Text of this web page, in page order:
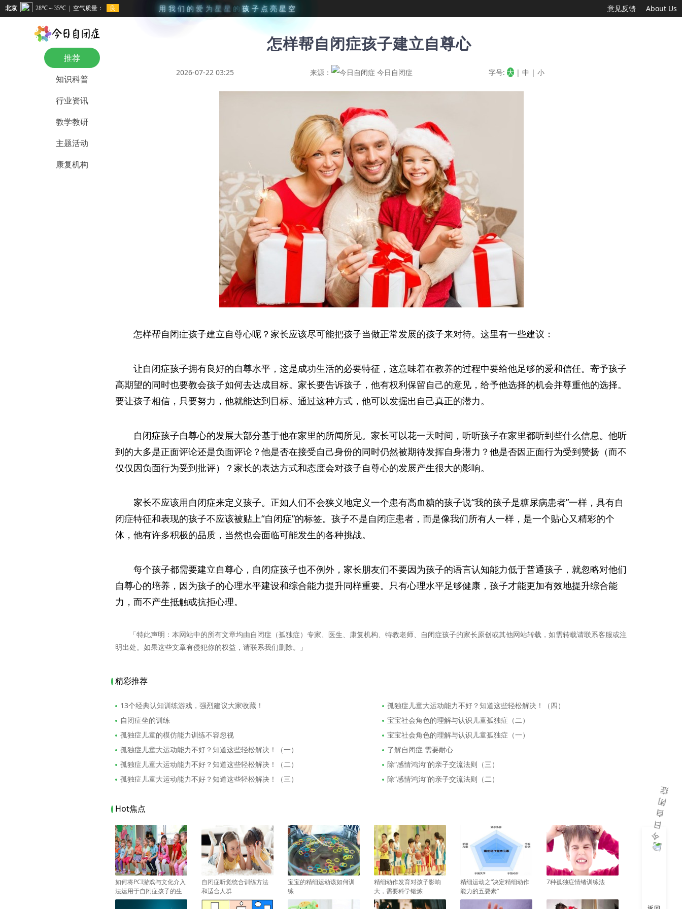
用 我 们 的 爱 为 星 星 的 孩 子 点 亮 星 空 意见反馈 About Us
推荐
知识科普
行业资讯
教学教研
主题活动
康复机构
怎样帮自闭症孩子建立自尊心
2026-07-22 03:25 来源： 今日自闭症 字号: 大 | 中 | 小
怎样帮自闭症孩子建立自尊心呢？家长应该尽可能把孩子当做正常发展的孩子来对待。这里有一些建议：
让自闭症孩子拥有良好的自尊水平，这是成功生活的必要特征，这意味着在教养的过程中要给他足够的爱和信任。寄予孩子
高期望的同时也要教会孩子如何去达成目标。家长要告诉孩子，他有权利保留自己的意见，给予他选择的机会并尊重他的选择。
要让孩子相信，只要努力，他就能达到目标。通过这种方式，他可以发掘出自己真正的潜力。
自闭症孩子自尊心的发展大部分基于他在家里的所闻所见。家长可以花一天时间，听听孩子在家里都听到些什么信息。他听
到的大多是正面评论还是负面评论？他是否在接受自己身份的同时仍然被期待发挥自身潜力？他是否因正面行为受到赞扬（而不
仅仅因负面行为受到批评）？家长的表达方式和态度会对孩子自尊心的发展产生很大的影响。
家长不应该用自闭症来定义孩子。正如人们不会狭义地定义一个患有高血糖的孩子说“我的孩子是糖尿病患者”一样，具有自
闭症特征和表现的孩子不应该被贴上“自闭症”的标签。孩子不是自闭症患者，而是像我们所有人一样，是一个贴心又精彩的个
体，他有许多积极的品质，当然也会面临可能发生的各种挑战。
每个孩子都需要建立自尊心，自闭症孩子也不例外，家长朋友们不要因为孩子的语言认知能力低于普通孩子，就忽略对他们
自尊心的培养，因为孩子的心理水平建设和综合能力提升同样重要。只有心理水平足够健康，孩子才能更加有效地提升综合能
力，而不产生抵触或抗拒心理。
「特此声明：本网站中的所有文章均由自闭症（孤独症）专家、医生、康复机构、特教老师、自闭症孩子的家长原创或其他网站转载，如需转载请联系客服或注
明出处。如果这些文章有侵犯你的权益，请联系我们删除。」
精彩推荐
13个经典认知训练游戏，强烈建议大家收藏！
自闭症坐的训练
孤独症儿童的模仿能力训练不容忽视
孤独症儿童大运动能力不好？知道这些轻松解决！（一）
孤独症儿童大运动能力不好？知道这些轻松解决！（二）
孤独症儿童大运动能力不好？知道这些轻松解决！（三）
孤独症儿童大运动能力不好？知道这些轻松解决！（四）
宝宝社会角色的理解与认识儿童孤独症（二）
宝宝社会角色的理解与认识儿童孤独症（一）
了解自闭症 需要耐心
除“感情鸿沟”的亲子交流法则（三）
除“感情鸿沟”的亲子交流法则（二）
Hot焦点
如何将PCI游戏与文化介入
法运用于自闭症孩子的生
活中
自闭症听觉统合训练方法
和适合人群
宝宝的精细运动该如何训
练
精细动作发育对孩子影响
大，需要科学锻炼
精细运动之“决定精细动作
能力的五要素”
7种孤独症情绪训练法